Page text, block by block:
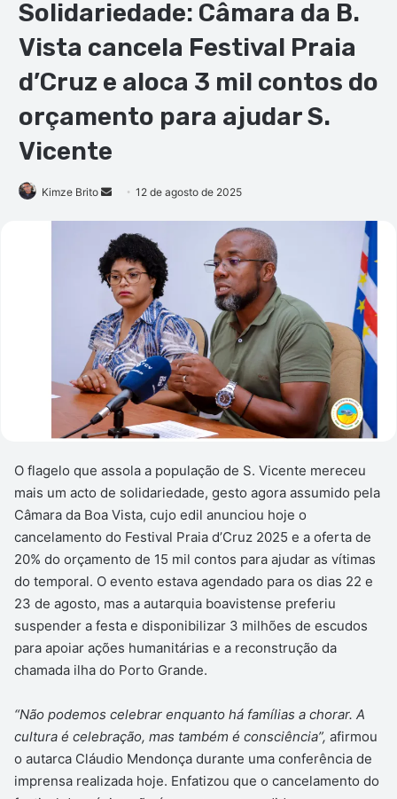
Solidariedade: Câmara da B.
Vista cancela Festival Praia
d’Cruz e aloca 3 mil contos do
orçamento para ajudar S.
Vicente
Kimze Brito
Mande
e-
mail
12 de agosto de 2025
O flagelo que assola a população de S. Vicente mereceu
mais um acto de solidariedade, gesto agora assumido pela
Câmara da Boa Vista, cujo edil anunciou hoje o
cancelamento do Festival Praia d’Cruz 2025 e a oferta de
20% do orçamento de 15 mil contos para ajudar as vítimas
do temporal. O evento estava agendado para os dias 22 e
23 de agosto, mas a autarquia boavistense preferiu
suspender a festa e disponibilizar 3 milhões de escudos
para apoiar ações humanitárias e a reconstrução da
chamada ilha do Porto Grande.
“Não podemos celebrar enquanto há famílias a chorar. A
cultura é celebração, mas também é consciência”, afirmou
o autarca Cláudio Mendonça durante uma conferência de
imprensa realizada hoje. Enfatizou que o cancelamento do